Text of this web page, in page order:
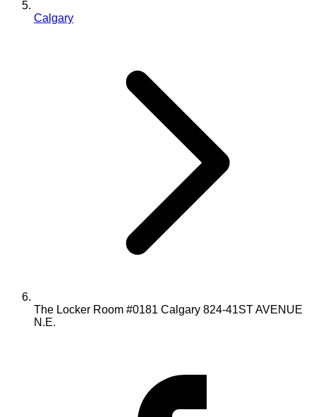
Calgary
The Locker Room #0181 Calgary 824-41ST AVENUE
N.E.